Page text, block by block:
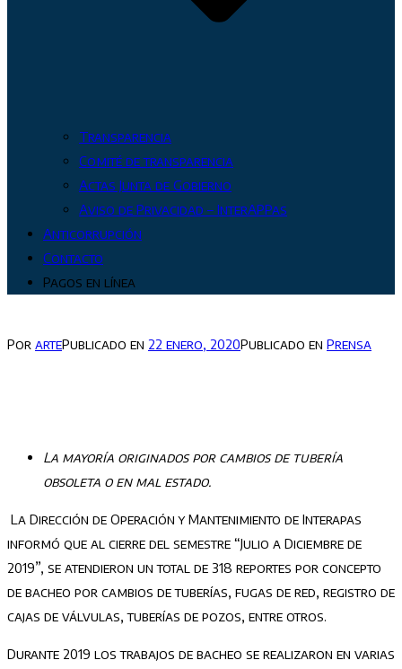
Transparencia
Comité de transparencia
Actas Junta de Gobierno
Aviso de Privacidad – InterAPPas
Anticorrupción
Contacto
Pagos en línea
Por artePublicado en 22 enero, 2020Publicado en Prensa
La mayoría originados por cambios de tubería
obsoleta o en mal estado.
La Dirección de Operación y Mantenimiento de Interapas
informó que al cierre del semestre “Julio a Diciembre de
2019”, se atendieron un total de 318 reportes por concepto
de bacheo por cambios de tuberías, fugas de red, registro de
cajas de válvulas, tuberías de pozos, entre otros.
Durante 2019 los trabajos de bacheo se realizaron en varias